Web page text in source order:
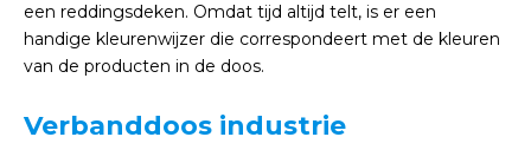
een reddingsdeken. Omdat tijd altijd telt, is er een
handige kleurenwijzer die correspondeert met de kleuren
van de producten in de doos.
Verbanddoos industrie